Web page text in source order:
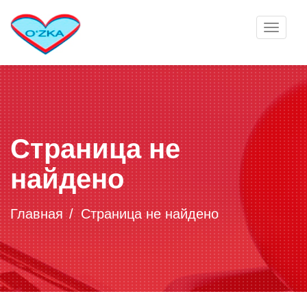
Toggle
Страница не
найдено
Главная Страница не найдено